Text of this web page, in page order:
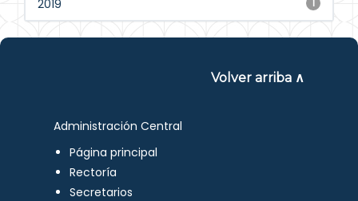
1
2019
Volver arriba ∧
Administración Central
Página principal
Rectoría
Secretarios